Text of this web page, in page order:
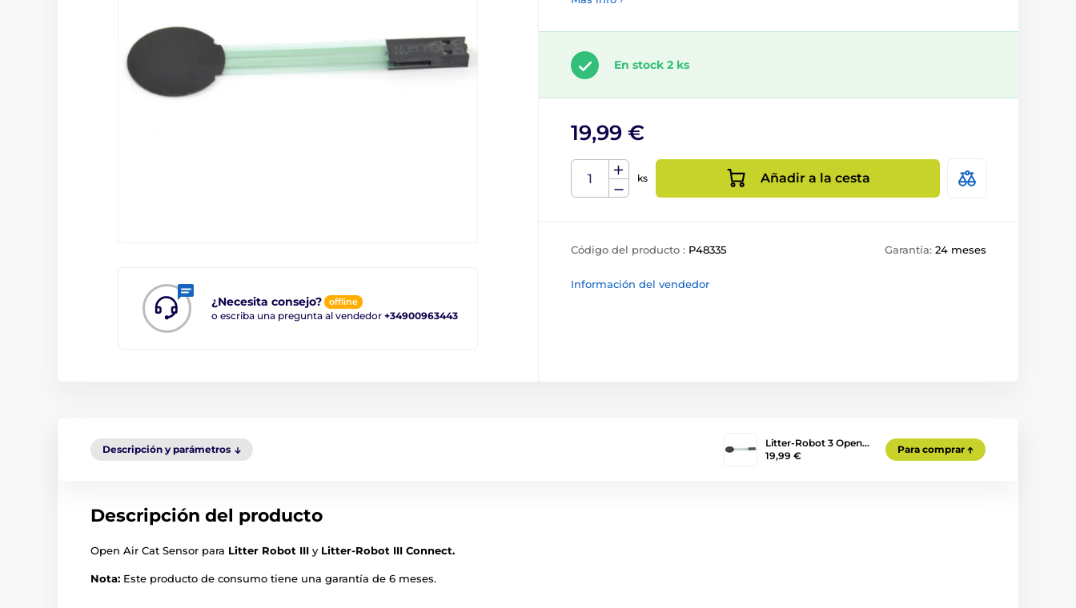
¿Necesita consejo? offline
o escriba una pregunta al vendedor +34900963443
En stock 2 ks
19,99 €
ks Añadir a la cesta
Código del producto : P48335 Garantía: 24 meses
Información del vendedor
Descripción y parámetros
Litter-Robot 3 Open…
19,99 €
Para comprar
Descripción del producto
Open Air Cat Sensor para Litter Robot III y Litter-Robot III Connect.
Nota: Este producto de consumo tiene una garantía de 6 meses.